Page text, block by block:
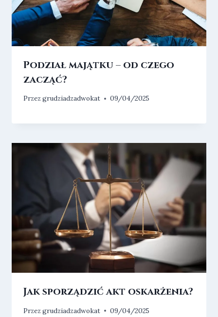
Podział majątku – od czego
zacząć?
Przez grudziadzadwokat 09/04/2025
Jak sporządzić akt oskarżenia?
Przez grudziadzadwokat 09/04/2025